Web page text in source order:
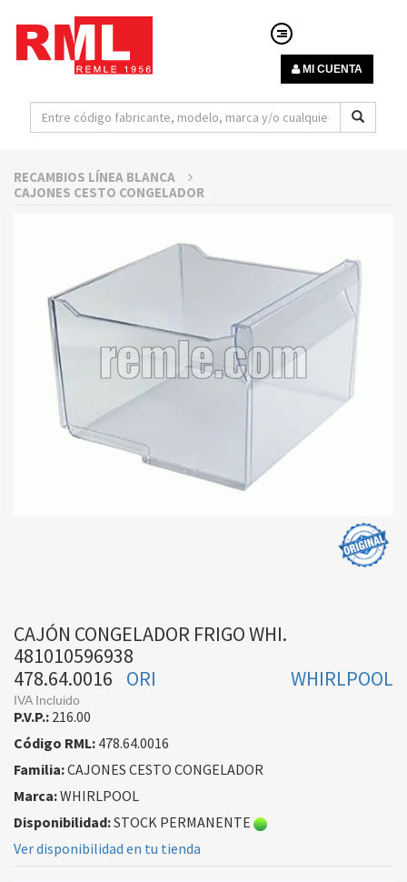
MI CUENTA
RECAMBIOS LÍNEA BLANCA
CAJONES CESTO CONGELADOR
CAJÓN CONGELADOR FRIGO WHI.
481010596938
478.64.0016
WHIRLPOOL
ORI
IVA Incluido
P.V.P.: 216.00
Código RML: 478.64.0016
Familia:CAJONES CESTO CONGELADOR
Marca:WHIRLPOOL
Disponibilidad:STOCK PERMANENTE
Ver disponibilidad en tu tienda